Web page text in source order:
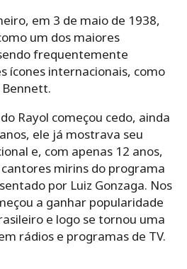
em 3 de maio de 1938,
um dos maiores
frequentemente
ícones internacionais, como
Bennett.
Rayol começou cedo, ainda
ele já mostrava seu
e, com apenas 12 anos,
mirins do programa
por Luiz Gonzaga. Nos
a ganhar popularidade
e logo se tornou uma
rádios e programas de TV.